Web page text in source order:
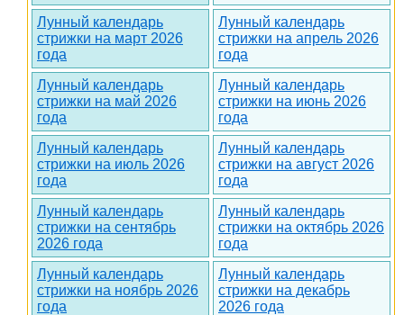
Лунный календарь
стрижки на март 2026
года
Лунный календарь
стрижки на апрель 2026
года
Лунный календарь
стрижки на май 2026
года
Лунный календарь
стрижки на июнь 2026
года
Лунный календарь
стрижки на июль 2026
года
Лунный календарь
стрижки на август 2026
года
Лунный календарь
стрижки на сентябрь
2026 года
Лунный календарь
стрижки на октябрь 2026
года
Лунный календарь
стрижки на ноябрь 2026
года
Лунный календарь
стрижки на декабрь
2026 года